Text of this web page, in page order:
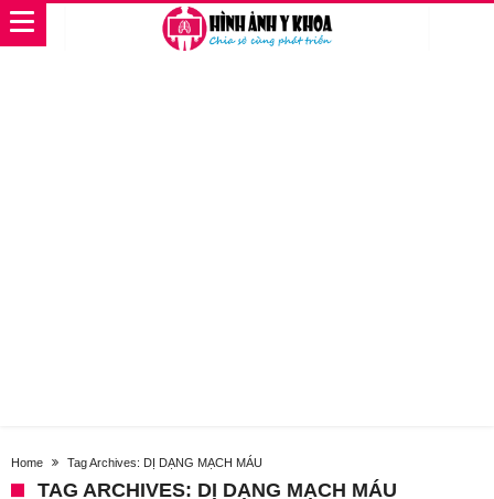
Home Tag Archives: DỊ DẠNG MẠCH MÁU
TAG ARCHIVES: DỊ DẠNG MẠCH MÁU